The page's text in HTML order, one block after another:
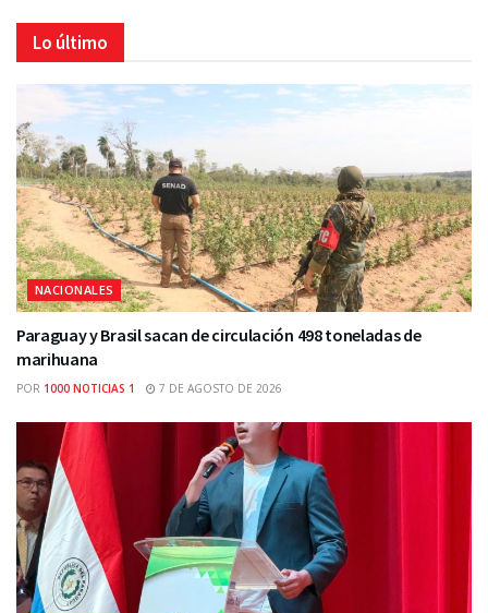
Lo último
NACIONALES
Paraguay y Brasil sacan de circulación 498 toneladas de
marihuana
POR 1000 NOTICIAS 1 7 DE AGOSTO DE 2026